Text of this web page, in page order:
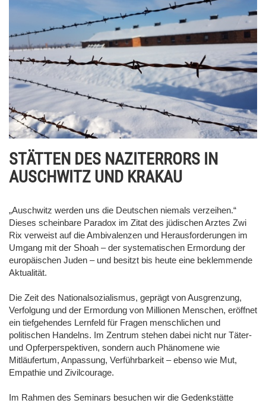
STÄTTEN DES NAZITERRORS IN
AUSCHWITZ UND KRAKAU
„Auschwitz werden uns die Deutschen niemals verzeihen.“
Dieses scheinbare Paradox im Zitat des jüdischen Arztes Zwi
Rix verweist auf die Ambivalenzen und Herausforderungen im
Umgang mit der Shoah – der systematischen Ermordung der
europäischen Juden – und besitzt bis heute eine beklemmende
Aktualität.
Die Zeit des Nationalsozialismus, geprägt von Ausgrenzung,
Verfolgung und der Ermordung von Millionen Menschen, eröffnet
ein tiefgehendes Lernfeld für Fragen menschlichen und
politischen Handelns. Im Zentrum stehen dabei nicht nur Täter-
und Opferperspektiven, sondern auch Phänomene wie
Mitläufertum, Anpassung, Verführbarkeit – ebenso wie Mut,
Empathie und Zivilcourage.
Im Rahmen des Seminars besuchen wir die Gedenkstätte